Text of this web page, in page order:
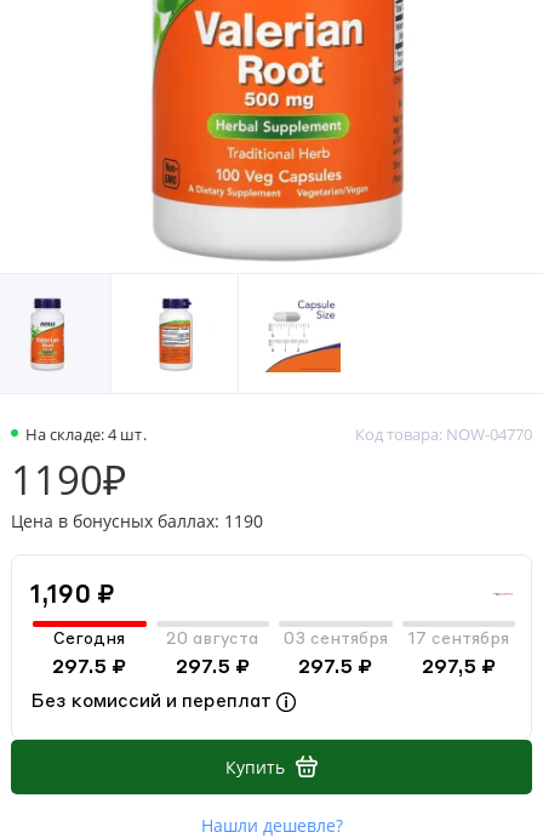
На складе: 4 шт. Код товара: NOW-04770
1190₽
Цена в бонусных баллах: 1190
1,190 ₽
Сегодня
297.5 ₽
20 августа
297.5 ₽
03 сентября
297.5 ₽
17 сентября
297,5 ₽
Без комиссий и переплат
Купить
Нашли дешевле?